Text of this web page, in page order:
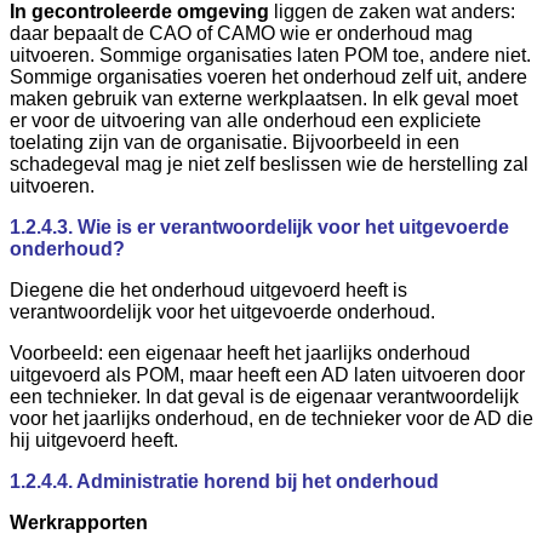
In gecontroleerde omgeving liggen de zaken wat anders:
daar bepaalt de CAO of CAMO wie er onderhoud mag
uitvoeren. Sommige organisaties laten POM toe, andere niet.
Sommige organisaties voeren het onderhoud zelf uit, andere
maken gebruik van externe werkplaatsen. In elk geval moet
er voor de uitvoering van alle onderhoud een expliciete
toelating zijn van de organisatie. Bijvoorbeeld in een
schadegeval mag je niet zelf beslissen wie de herstelling zal
uitvoeren.
1.2.4.3. Wie is er verantwoordelijk voor het uitgevoerde
onderhoud?
Diegene die het onderhoud uitgevoerd heeft is
verantwoordelijk voor het uitgevoerde onderhoud.
Voorbeeld: een eigenaar heeft het jaarlijks onderhoud
uitgevoerd als POM, maar heeft een AD laten uitvoeren door
een technieker. In dat geval is de eigenaar verantwoordelijk
voor het jaarlijks onderhoud, en de technieker voor de AD die
hij uitgevoerd heeft.
1.2.4.4. Administratie horend bij het onderhoud
Werkrapporten